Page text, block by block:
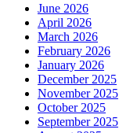
June 2026
April 2026
March 2026
February 2026
January 2026
December 2025
November 2025
October 2025
September 2025